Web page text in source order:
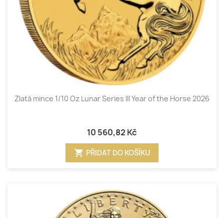
Zlatá mince 1/10 Oz Lunar Series III Year of the Horse 2026
10 560,82 Kč
shopping_cart PŘIDAT DO KOŠÍKU